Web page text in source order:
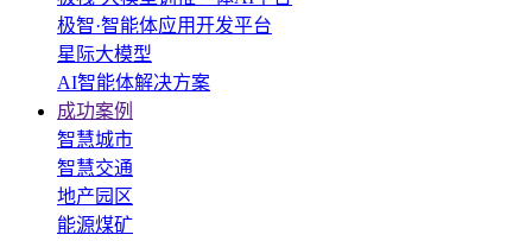
极智·智能体应用开发平台
星际大模型
AI智能体解决方案
成功案例
智慧城市
智慧交通
地产园区
能源煤矿